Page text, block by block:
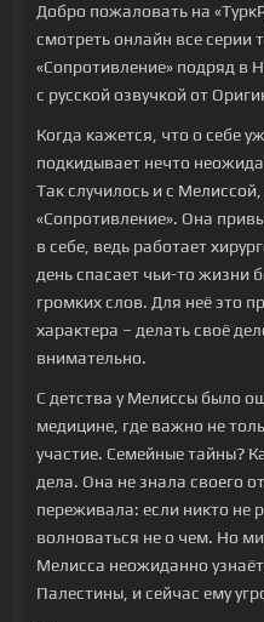
Добро пожаловать на
смотреть онлайн все серии
«Сопротивление» подряд в
с русской озвучкой от
Когда кажется, что о себе
подкидывает нечто
Так случилось и с
«Сопротивление». Она
в себе, ведь работает
день спасает чьи-то жизни
громких слов. Для неё это
характера – делать своё
внимательно.
С детства у Мелиссы было
медицине, где важно не
участие. Семейные тайны?
дела. Она не знала своего
переживала: если никто не
волноваться не о чем. Но
Мелисса неожиданно
Палестины, и сейчас ему